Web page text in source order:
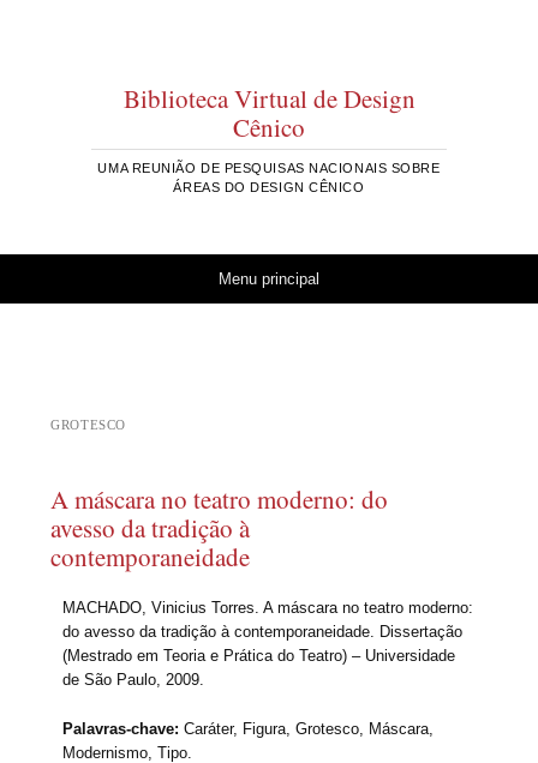
Biblioteca Virtual de Design
Cênico
UMA REUNIÃO DE PESQUISAS NACIONAIS SOBRE
ÁREAS DO DESIGN CÊNICO
Menu principal
GROTESCO
A máscara no teatro moderno: do
avesso da tradição à
contemporaneidade
MACHADO, Vinicius Torres. A máscara no teatro moderno:
do avesso da tradição à contemporaneidade. Dissertação
(Mestrado em Teoria e Prática do Teatro) – Universidade
de São Paulo, 2009.
Palavras-chave: Caráter, Figura, Grotesco, Máscara,
Modernismo, Tipo.